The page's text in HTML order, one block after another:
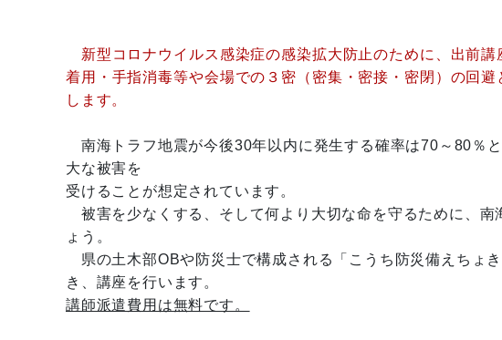
新型コロナウイルス感染症の感染拡大防止のために、出前
着用・手指消毒等や会場での３密（密集・密接・密閉）の回
します。
南海トラフ地震が今後30年以内に発生する確率は70～80％
大な被害を
受けることが想定されています。
被害を少なくする、そして何より大切な命を守るために、南
ょう。
県の土木部OBや防災士で構成される「こうち防災備えちょ
き、講座を行います。
講師派遣費用は無料です。